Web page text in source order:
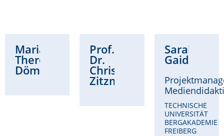
Maria
Theresa
Dömling
Prof.
Dr.
Christina
Zitzmann
Sarah
Gaidzik
TECHNISCHE
UNIVERSITÄT
BERGAKADEMIE
FREIBERG